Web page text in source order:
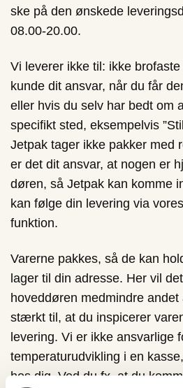
ske på den ønskede
08.00-20.00.
Vi leverer ikke til: ikke
kunde dit ansvar, når du får
eller hvis du selv har bedt om
specifikt sted, eksempelvis
Jetpak tager ikke pakker med
er det dit ansvar, at nogen er
døren, så Jetpak kan komme
kan følge din levering via
funktion.
Varerne pakkes, så de kan
lager til din adresse. Her vil
hoveddøren medmindre
stærkt til, at du inspicerer
levering. Vi er ikke ansvarlige
temperaturudvikling i en
hos dig. Ved du fx, at du